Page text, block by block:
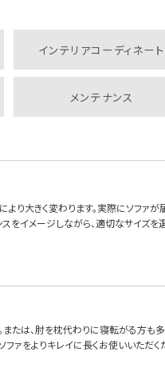
インテリアコーディネート
メンテナンス
大きく変わります。実際にソファが届
をイメージしながら、適切なサイズ
または、肘を枕代わりに寝転がる方も
ファをよりキレイに長くお使いいただ